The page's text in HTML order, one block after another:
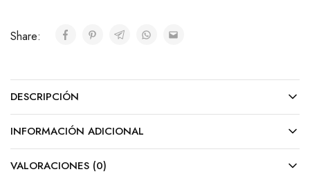
Share:
DESCRIPCIÓN
INFORMACIÓN ADICIONAL
VALORACIONES (0)